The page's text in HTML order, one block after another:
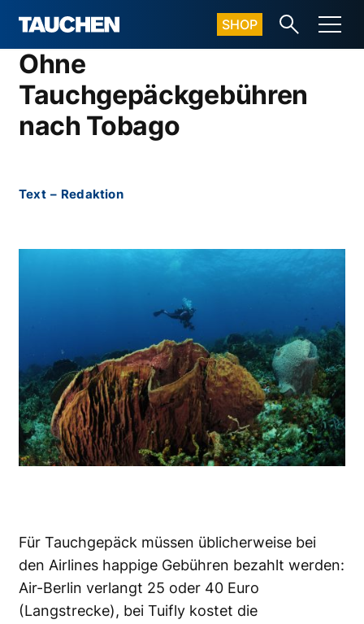
SHOP
Ohne
Tauchgepäckgebühren
nach Tobago
Text – Redaktion
Für Tauchgepäck müssen üblicherweise bei
den Airlines happige Gebühren bezahlt werden:
Air-Berlin verlangt 25 oder 40 Euro
(Langstrecke), bei Tuifly kostet die